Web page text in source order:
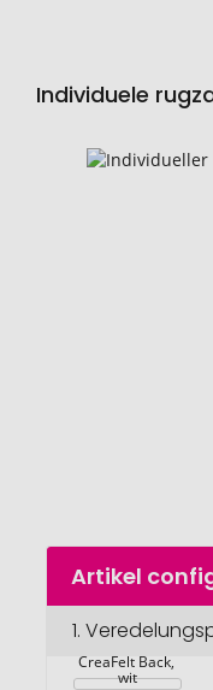
Individuele
Naar
begin
afbeeldingengalerij
Artikel
1. Individuele
CreaFelt Back,
wit